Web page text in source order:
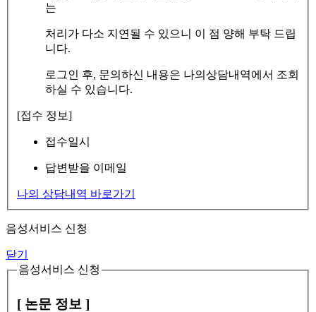
는
처리가 다소 지연될 수 있으니 이 점 양해 부탁 드립
니다.
로그인 후, 문의하신 내용은 나의상담내역에서 조회
하실 수 있습니다.
[접수 정보]
접수일시
답변받을 이메일
나의 상담내역 바로가기
음성서비스 신청
닫기
음성서비스 신청
[ 논문 정보 ]